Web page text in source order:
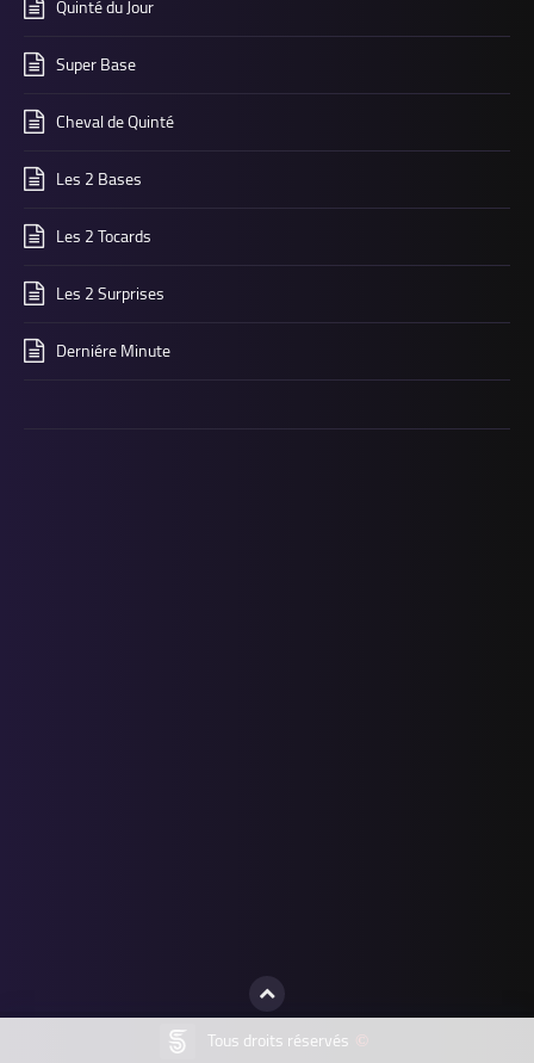
Quinté du Jour
Super Base
Cheval de Quinté
Les 2 Bases
Les 2 Tocards
Les 2 Surprises
Derniére Minute
Tous droits réservés ©